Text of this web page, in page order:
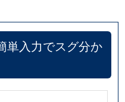
単入力でスグ分か